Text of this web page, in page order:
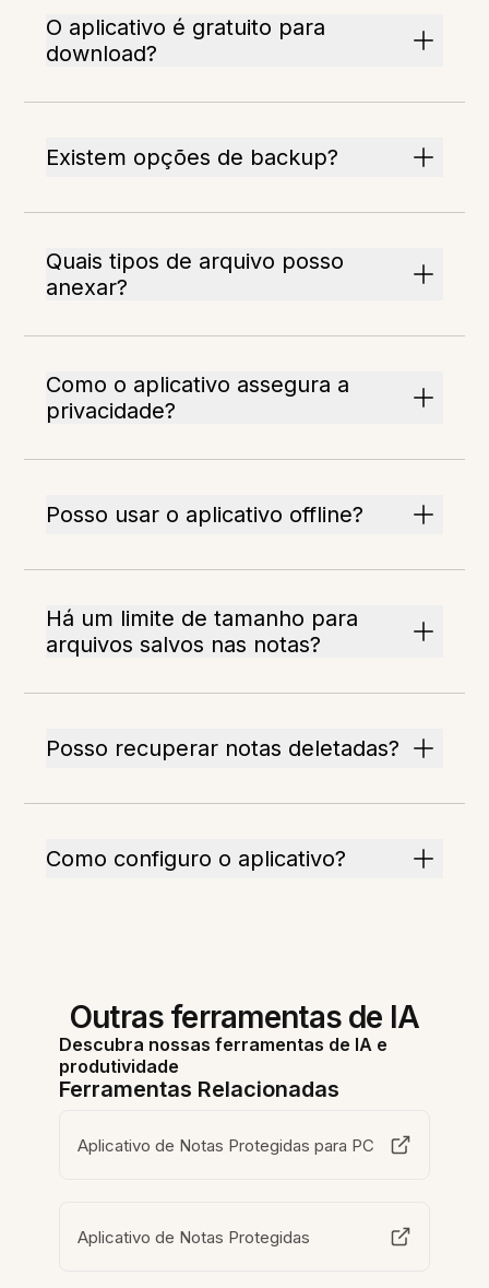
O aplicativo é gratuito para
download?
Existem opções de backup?
Quais tipos de arquivo posso
anexar?
Como o aplicativo assegura a
privacidade?
Posso usar o aplicativo offline?
Há um limite de tamanho para
arquivos salvos nas notas?
Posso recuperar notas deletadas?
Como configuro o aplicativo?
Outras ferramentas de IA
Descubra nossas ferramentas de IA e
produtividade
Ferramentas Relacionadas
Aplicativo de Notas Protegidas para PC
Aplicativo de Notas Protegidas